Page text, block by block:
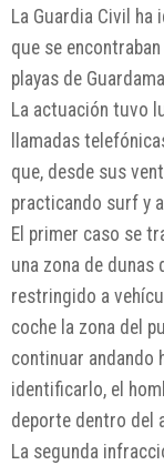
La Guardia Civil
que se
playas de
La actuación tuvo
llamadas
que, desde sus
practicando surf y
El primer caso se
una zona de
restringido a
coche la zona del
continuar andando
identificarlo, el
deporte dentro del
La segunda